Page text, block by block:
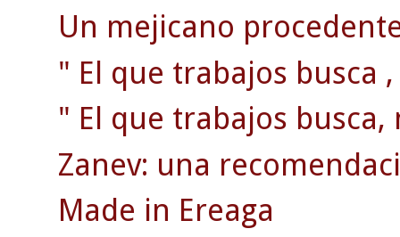
Un mejicano
" El que trabajos busca
" El que trabajos
Zanev: una
Made in Ereaga